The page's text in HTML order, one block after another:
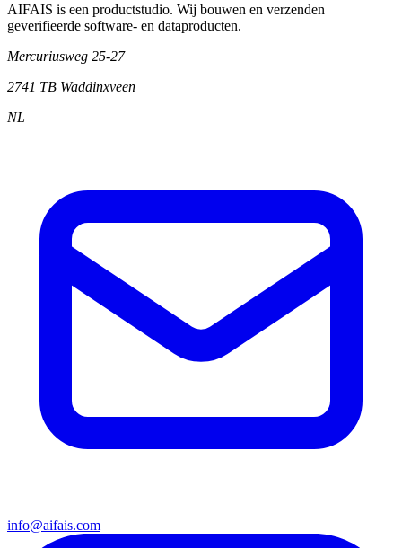
AIFAIS is een productstudio. Wij bouwen en verzenden
geverifieerde software- en dataproducten.
Mercuriusweg 25-27
2741 TB Waddinxveen
NL
info@aifais.com